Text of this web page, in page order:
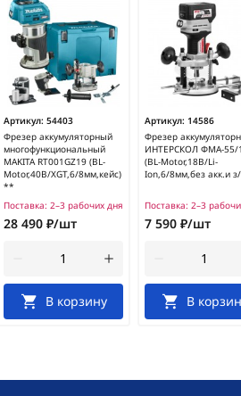
Артикул: 54403
Фрезер аккумуляторный
многофункциональный
MAKITA RT001GZ19 (BL-
Motor,40В/XGT,6/8мм,кейс)
**
Поставка: 2–3 рабочих дня
28 490 ₽/шт
В корзину
Артикул: 14586
Фрезер
ИНТЕРСКОЛ ФМА-55/
(BL-Motor,18В/Li-
Ion,6/8мм,без акк.и
Поставка: 2–3
7 590 ₽/шт
В